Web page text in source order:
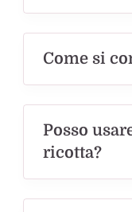
Come si
Posso
ricotta?